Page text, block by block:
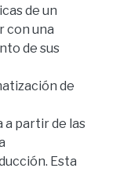
de un
con una
de sus
de
partir de las
Esta